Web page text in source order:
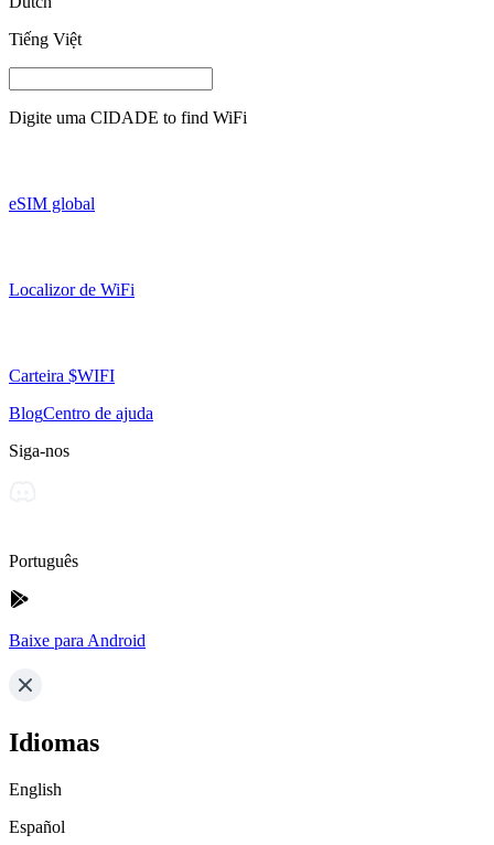
Tiếng Việt
Digite uma CIDADE to find WiFi
eSIM global
Localizor de WiFi
Carteira $WIFI
BlogCentro de ajuda
Siga-nos
Português
Baixe para Android
Idiomas
English
Español